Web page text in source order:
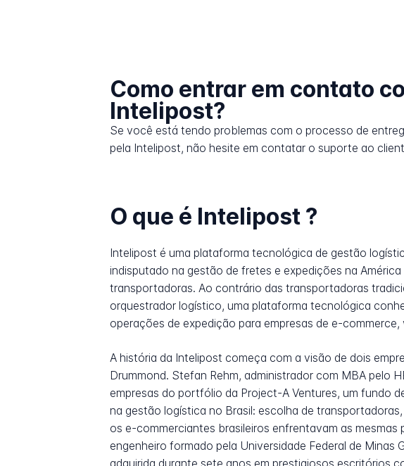
Como entrar em contato
Intelipost?
Se você está tendo problemas com o processo de
pela Intelipost, não hesite em contatar o suporte ao
O que é Intelipost ?
Intelipost é uma plataforma tecnológica de gestão
indisputado na gestão de fretes e expedições na
transportadoras. Ao contrário das transportadoras
orquestrador logístico, uma plataforma tecnológica
operações de expedição para empresas de e-commerce,
A história da Intelipost começa com a visão de dois
Drummond. Stefan Rehm, administrador com MBA pelo
empresas do portfólio da Project-A Ventures, um fundo
na gestão logística no Brasil: escolha de
os e-commerciantes brasileiros enfrentavam as
engenheiro formado pela Universidade Federal de